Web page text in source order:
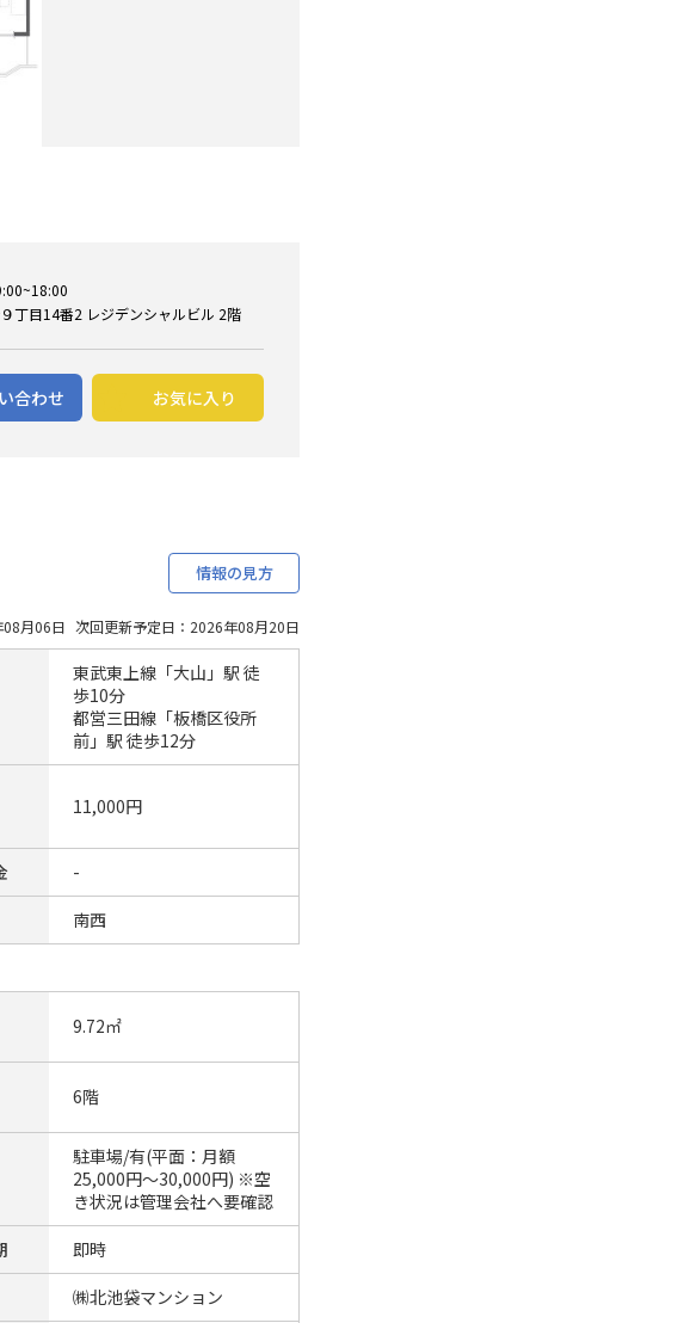
丁目14番2 レジデンシャルビル 2階
合わせ お気に入り
情報の見方
月06日 次回更新予定日：2026年08月20日
東武東上線「大山」駅 徒
歩10分
都営三田線「板橋区役所
前」駅 徒歩12分
11,000円
-
南西
9.72㎡
6階
駐車場/有(平面：月額
25,000円～30,000円) ※空
き状況は管理会社へ要確認
即時
㈱北池袋マンション